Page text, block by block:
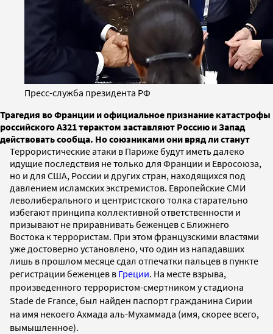
Пресс-служба президента РФ
Трагедия во Франции и официальное признание катастрофы
российского А321 терактом заставляют Россию и Запад
действовать сообща. Но союзниками они вряд ли станут
Террористические атаки в Париже будут иметь далеко
идущие последствия не только для Франции и Евросоюза,
но и для США, России и других стран, находящихся под
давлением исламских экстремистов. Европейские СМИ
леволиберального и центристского толка старательно
избегают принципа коллективной ответственности и
призывают не приравнивать беженцев с Ближнего
Востока к террористам. При этом французскими властями
уже достоверно установлено, что один из нападавших
лишь в прошлом месяце сдал отпечатки пальцев в пункте
регистрации беженцев в Греции. На месте взрыва,
произведенного террористом-смертником у стадиона
Stade de France, был найден паспорт гражданина Сирии
на имя некоего Ахмада аль-Мухаммада (имя, скорее всего,
вымышленное).